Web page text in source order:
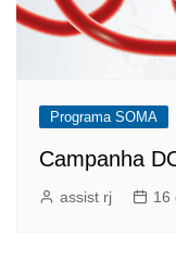
Programa SOMA
Campanha
assist rj 16